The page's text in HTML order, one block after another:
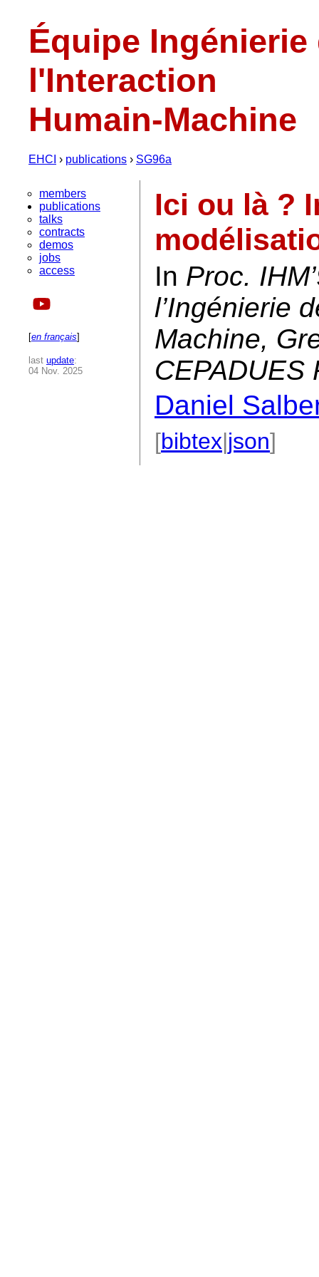
Équipe Ingénierie
l'Interaction
Humain-Machine
EHCI › publications › SG96a
members
publications
talks
contracts
demos
jobs
access
[en français]
last update:
04 Nov. 2025
Ici ou là ?
In Proc.
l’Ingénierie
Machine,
CEPADUES
Daniel
[bibtex|json]